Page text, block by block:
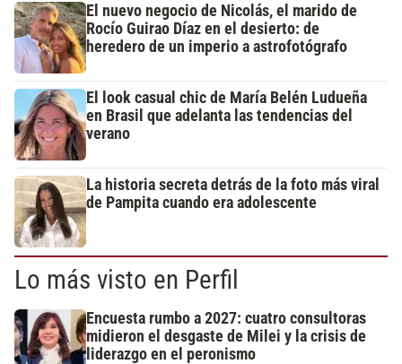
El nuevo negocio de Nicolás, el marido de
Rocío Guirao Díaz en el desierto: de
heredero de un imperio a astrofotógrafo
El look casual chic de María Belén Ludueña
en Brasil que adelanta las tendencias del
verano
La historia secreta detrás de la foto más viral
de Pampita cuando era adolescente
Lo más visto en Perfil
Encuesta rumbo a 2027: cuatro consultoras
midieron el desgaste de Milei y la crisis de
liderazgo en el peronismo